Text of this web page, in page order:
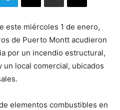
este miércoles 1 de enero,
de Puerto Montt acudieron
por un incendio estructural,
un local comercial, ubicados
elementos combustibles en